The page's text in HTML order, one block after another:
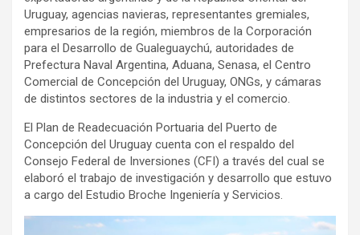
Uruguay, agencias navieras, representantes gremiales,
empresarios de la región, miembros de la Corporación
para el Desarrollo de Gualeguaychú, autoridades de
Prefectura Naval Argentina, Aduana, Senasa, el Centro
Comercial de Concepción del Uruguay, ONGs, y cámaras
de distintos sectores de la industria y el comercio.
El Plan de Readecuación Portuaria del Puerto de
Concepción del Uruguay cuenta con el respaldo del
Consejo Federal de Inversiones (CFI) a través del cual se
elaboró el trabajo de investigación y desarrollo que estuvo
a cargo del Estudio Broche Ingeniería y Servicios.